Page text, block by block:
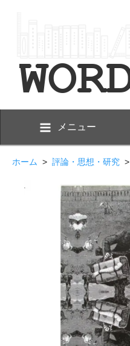
メニュー
ホーム > 評論・思想・研究 >